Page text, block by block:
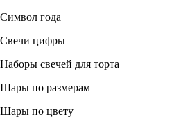
Символ года
Свечи цифры
Наборы свечей для торта
Шары по размерам
Шары по цвету